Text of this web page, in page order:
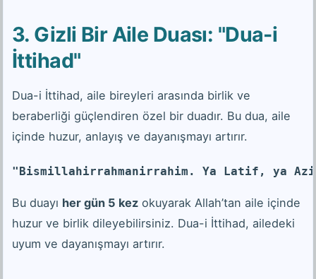
3. Gizli Bir Aile Duası: "Dua-i
İttihad"
Dua-i İttihad, aile bireyleri arasında birlik ve
beraberliği güçlendiren özel bir duadır. Bu dua, aile
içinde huzur, anlayış ve dayanışmayı artırır.
"Bismillahirrahmanirrahim. Ya Latif, ya
Bu duayı her gün 5 kez okuyarak Allah’tan aile içinde
huzur ve birlik dileyebilirsiniz. Dua-i İttihad, ailedeki
uyum ve dayanışmayı artırır.